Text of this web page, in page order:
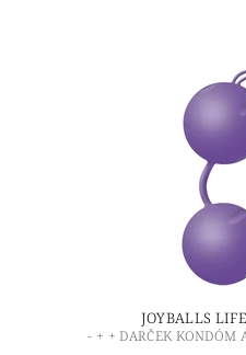
JOYBALLS
- + + DARČEK KONDÓM